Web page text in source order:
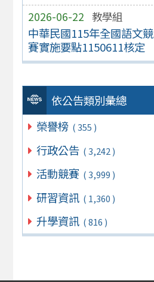
2026-06-22 教學組
中華民國115年全國語文競
賽實施要點1150611核定
依公告類別彙總
榮譽榜 ( 355 )
行政公告 ( 3,242 )
活動競賽 ( 3,999 )
研習資訊 ( 1,360 )
升學資訊 ( 816 )